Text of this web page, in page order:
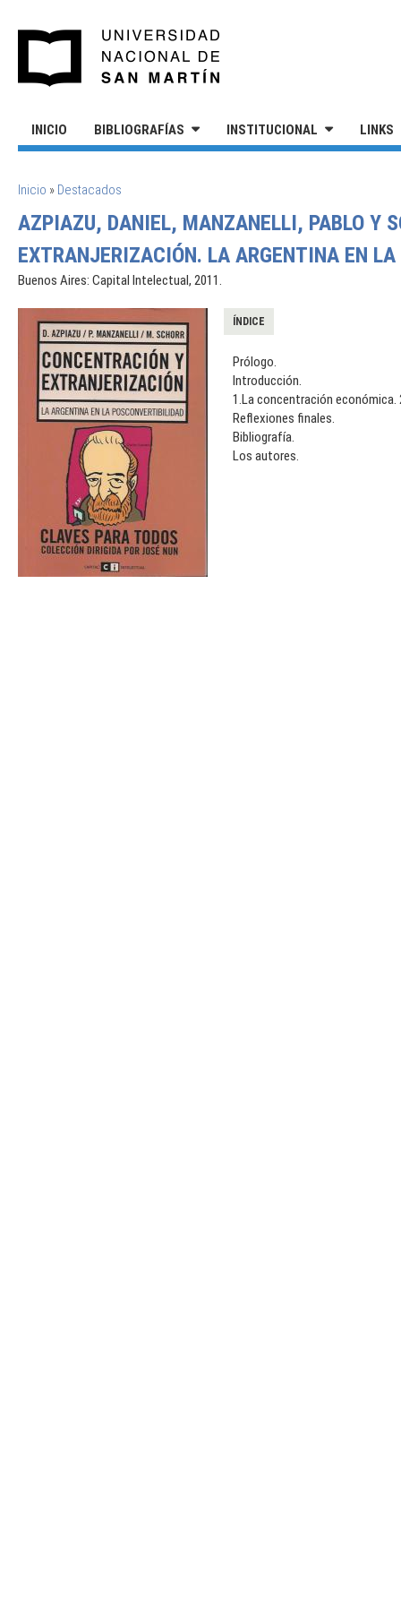
INICIO BIBLIOGRAFÍAS INSTITUCIONAL LINKS
SE ENCUENTRA USTED AQUÍ
Inicio » Destacados
AZPIAZU, DANIEL, MANZANELLI, PABLO Y
EXTRANJERIZACIÓN. LA ARGENTINA EN
Buenos Aires: Capital Intelectual, 2011.
ÍNDICE
Prólogo.
Introducción.
1.La concentración económica.
Reflexiones finales.
Bibliografía.
Los autores.